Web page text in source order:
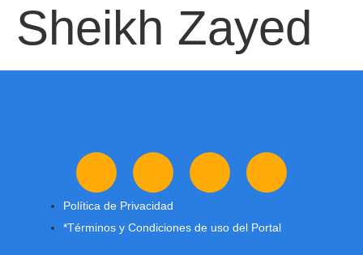
Sheikh Zayed
Política de Privacidad
*Términos y Condiciones de uso del Portal